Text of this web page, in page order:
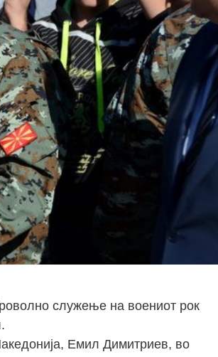
служење на воениот рок
Емил Димитриев, во